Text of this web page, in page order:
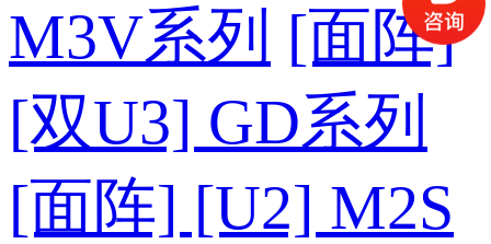
M3V系列 [面阵]
[双U3] GD系列
[面阵] [U2] M2S